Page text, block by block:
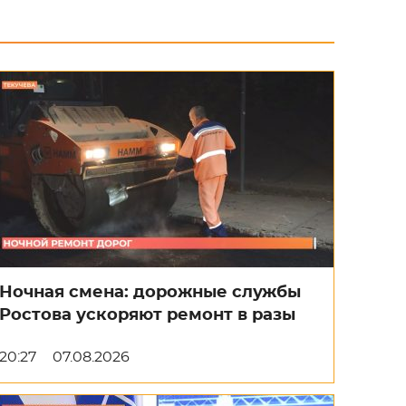
смена: дорожные службы
ускоряют ремонт в разы
07.08.2026